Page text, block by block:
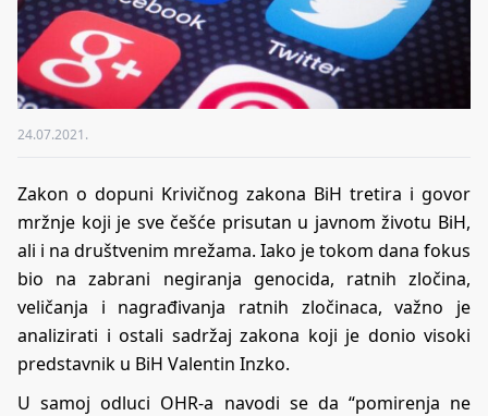
24.07.2021.
Zakon o dopuni Krivičnog zakona BiH tretira i govor
mržnje koji je sve češće prisutan u javnom životu BiH,
ali i na društvenim mrežama. Iako je tokom dana fokus
bio na zabrani negiranja genocida, ratnih zločina,
veličanja i nagrađivanja ratnih zločinaca, važno je
analizirati i ostali sadržaj zakona koji je donio visoki
predstavnik u BiH Valentin Inzko.
U samoj odluci OHR-a navodi se da “pomirenja ne